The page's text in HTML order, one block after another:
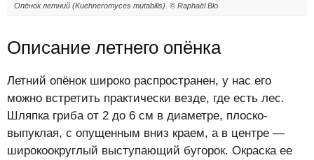
Опёнок летний (Kuehneromyces mutabilis). © Raphaël Blo
Описание летнего опёнка
Летний опёнок широко распространен, у нас его
можно встретить практически везде, где есть лес.
Шляпка гриба от 2 до 6 см в диаметре, плоско-
выпуклая, с опущенным вниз краем, а в центре —
широкоокруглый выступающий бугорок. Окраска ее